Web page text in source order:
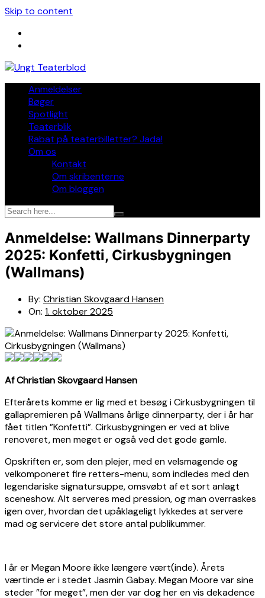
Skip to content
Anmeldelser
Bøger
Spotlight
Teaterblik
Rabat på teaterbilletter? Jada!
Om os
Kontakt
Om skribenterne
Om bloggen
Anmeldelse: Wallmans Dinnerparty
2025: Konfetti, Cirkusbygningen
(Wallmans)
By: Christian Skovgaard Hansen
On: 1. oktober 2025
Af Christian Skovgaard Hansen
Efterårets komme er lig med et besøg i Cirkusbygningen til
gallapremieren på Wallmans årlige dinnerparty, der i år har
fået titlen ”Konfetti”. Cirkusbygningen er ved at blive
renoveret, men meget er også ved det gode gamle.
Opskriften er, som den plejer, med en velsmagende og
velkomponeret fire retters-menu, som indledes med den
legendariske signatursuppe, omsvøbt af et sort anlagt
sceneshow. Alt serveres med pression, og man overraskes
igen over, hvordan det upåklageligt lykkedes at servere
mad og servicere det store antal publikummer.
I år er Megan Moore ikke længere vært(inde). Årets
værtinde er i stedet Jasmin Gabay. Megan Moore var sine
steder ”for meget”, men der var dog her en vis dekadence